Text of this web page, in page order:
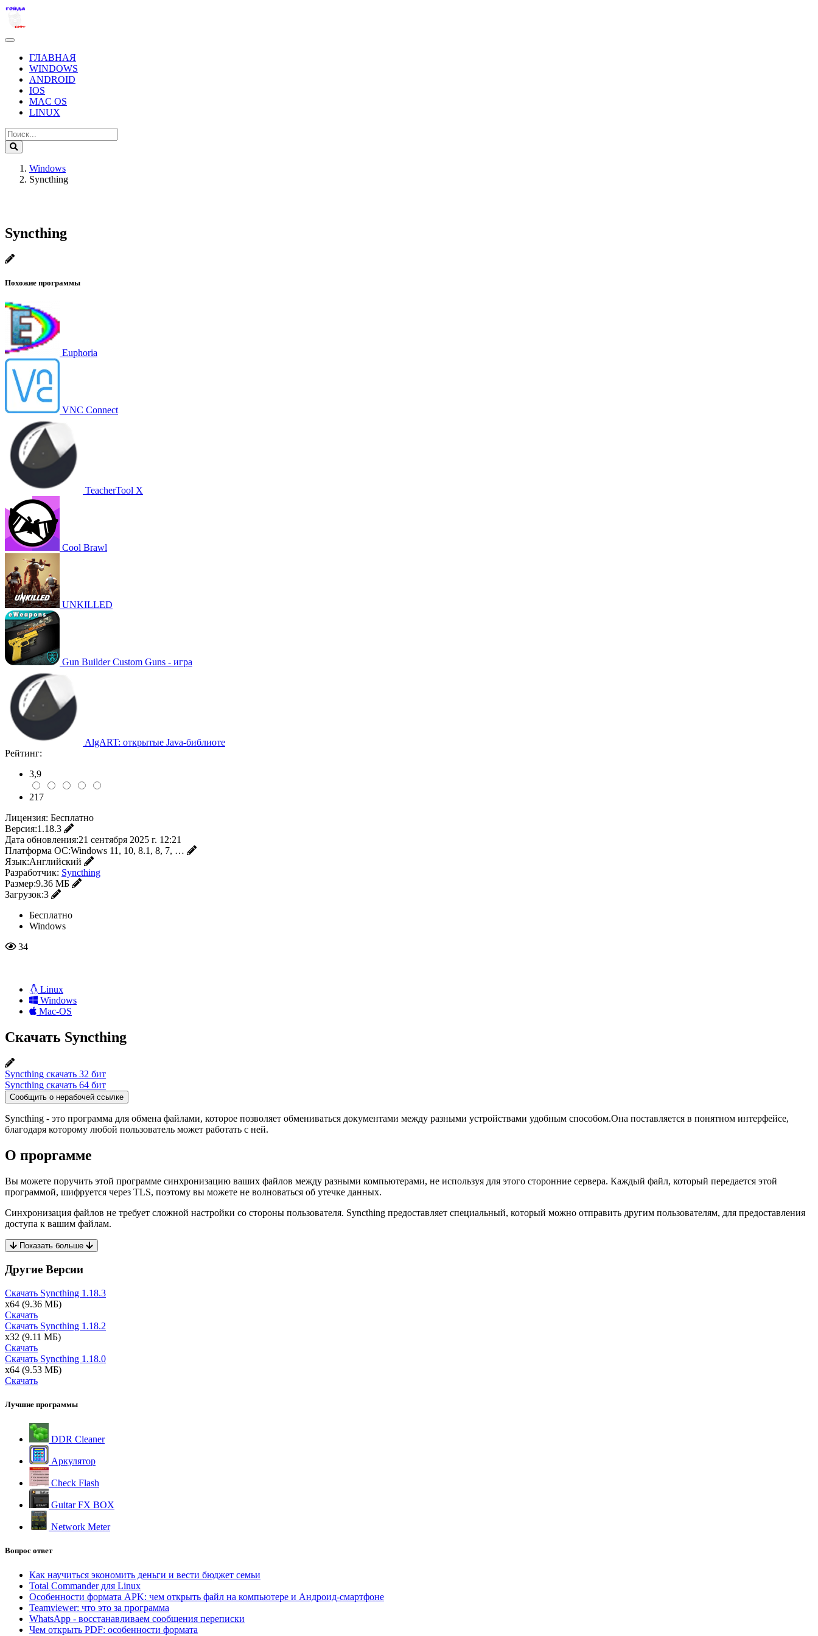
ГЛАВНАЯ
WINDOWS
ANDROID
IOS
MAC OS
LINUX
Windows
Syncthing
Syncthing
Похожие программы
Euphoria
VNC Connect
TeacherTool X
Cool Brawl
UNKILLED
Gun Builder Custom Guns - игра
AlgART: открытые Java-библиоте
Рейтинг:
3,9
217
Лицензия: Бесплатно
Версия:1.18.3
Дата обновления:21 сентября 2025 г. 12:21
Платформа ОС:Windows 11, 10, 8.1, 8, 7, …
Язык:Английский
Разработчик: Syncthing
Размер:9.36 МБ
Загрузок:3
Бесплатно
Windows
34
Linux
Windows
Mac-OS
Скачать Syncthing
Syncthing скачать 32 бит
Syncthing скачать 64 бит
Сообщить о нерабочей ссылке
Syncthing - это программа для обмена файлами, которое позволяет обмениваться документами между разными устройствами удобным способом.Она поставляется в понятном интерфейсе,
благодаря которому любой пользователь может работать с ней.
О проргамме
Вы можете поручить этой программе синхронизацию ваших файлов между разными компьютерами, не используя для этого сторонние сервера. Каждый файл, который передается этой
программой, шифруется через TLS, поэтому вы можете не волноваться об утечке данных.
Синхронизация файлов не требует сложной настройки со стороны пользователя. Syncthing предоставляет специальный, который можно отправить другим пользователям, для предоставления
доступа к вашим файлам.
Показать больше
Другие Версии
Скачать Syncthing 1.18.3
x64 (9.36 МБ)
Скачать
Скачать Syncthing 1.18.2
x32 (9.11 МБ)
Скачать
Скачать Syncthing 1.18.0
x64 (9.53 МБ)
Скачать
Лучшие программы
DDR Cleaner
Аркулятор
Check Flash
Guitar FX BOX
Network Meter
Вопрос ответ
Как научиться экономить деньги и вести бюджет семьи
Total Commander для Linux
Особенности формата APK: чем открыть файл на компьютере и Андроид-смартфоне
Teamviewer: что это за программа
WhatsApp - восстанавливаем сообщения переписки
Чем открыть PDF: особенности формата